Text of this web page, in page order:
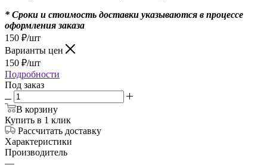
* Сроки и стоимость доставки указываются в процессе
оформления заказа
150 ₽/шт
Варианты цен
150 ₽/шт
Подробности
Под заказ
В корзину
Купить в 1 клик
Рассчитать доставку
Характеристики
Производитель
—